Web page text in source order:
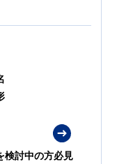
検討中の方必見